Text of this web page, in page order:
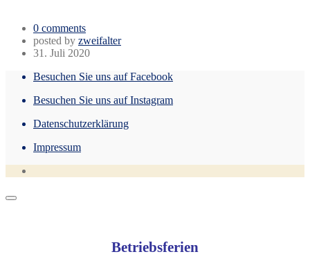
0 comments
posted by zweifalter
31. Juli 2020
Besuchen Sie uns auf Facebook
Besuchen Sie uns auf Instagram
Datenschutzerklärung
Impressum
Betriebsferien